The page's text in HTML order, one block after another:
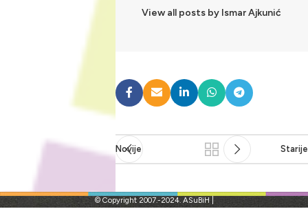
View all posts by Ismar Ajkunić
Novije Starije
© Copyright 2007.-2024. ASuBiH |